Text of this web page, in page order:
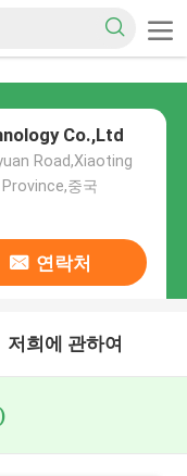
Co.,Ltd
Road,Xiaoting
중국
연락처
저희에 관하여